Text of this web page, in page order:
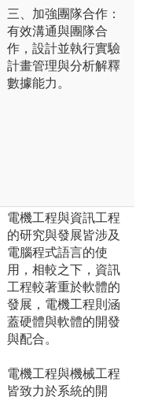
三、加強團隊合作：
有效溝通與團隊合
作，設計並執行實驗
計畫管理與分析解釋
數據能力。
電機工程與資訊工程
的研究與發展皆涉及
電腦程式語言的使
用，相較之下，資訊
工程較著重於軟體的
發展，電機工程則涵
蓋硬體與軟體的開發
與配合。
電機工程與機械工程
皆致力於系統的開